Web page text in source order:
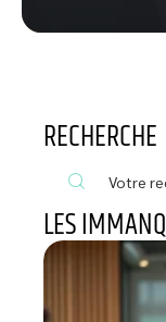
RECHERCHE
LES